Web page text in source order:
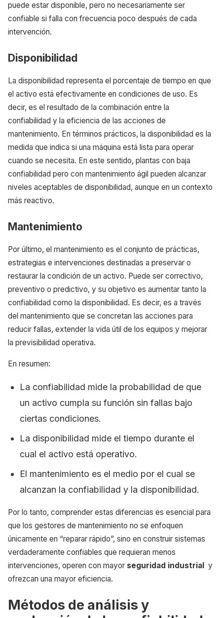
puede estar disponible, pero no necesariamente ser
confiable si falla con frecuencia poco después de cada
intervención.
Disponibilidad
La disponibilidad representa el porcentaje de tiempo en que
el activo está efectivamente en condiciones de uso. Es
decir, es el resultado de la combinación entre la
confiabilidad y la eficiencia de las acciones de
mantenimiento. En términos prácticos, la disponibilidad es la
medida que indica si una máquina está lista para operar
cuando se necesita. En este sentido, plantas con baja
confiabilidad pero con mantenimiento ágil pueden alcanzar
niveles aceptables de disponibilidad, aunque en un contexto
más reactivo.
Mantenimiento
Por último, el mantenimiento es el conjunto de prácticas,
estrategias e intervenciones destinadas a preservar o
restaurar la condición de un activo. Puede ser correctivo,
preventivo o predictivo, y su objetivo es aumentar tanto la
confiabilidad como la disponibilidad. Es decir, es a través
del mantenimiento que se concretan las acciones para
reducir fallas, extender la vida útil de los equipos y mejorar
la previsibilidad operativa.
En resumen:
La confiabilidad mide la probabilidad de que
un activo cumpla su función sin fallas bajo
ciertas condiciones.
La disponibilidad mide el tiempo durante el
cual el activo está operativo.
El mantenimiento es el medio por el cual se
alcanzan la confiabilidad y la disponibilidad.
Por lo tanto, comprender estas diferencias es esencial para
que los gestores de mantenimiento no se enfoquen
únicamente en “reparar rápido”, sino en construir sistemas
verdaderamente confiables que requieran menos
intervenciones, operen con mayor seguridad industrial
y
ofrezcan una mayor eficiencia.
Métodos de análisis y